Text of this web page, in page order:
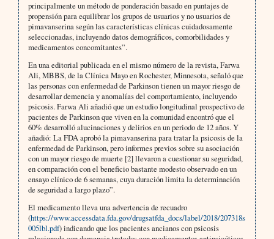
principalmente un método de ponderación basado en puntajes de
propensión para equilibrar los grupos de usuarios y no usuarios de
pimavanserina según las características clínicas cuidadosamente
seleccionadas, incluyendo datos demográficos, comorbilidades y
medicamentos concomitantes”.
En una editorial publicada en el mismo número de la revista, Farwa
Ali, MBBS, de la Clínica Mayo en Rochester, Minnesota, señaló que
las personas con enfermedad de Parkinson tienen un mayor riesgo de
desarrollar demencia y anomalías del comportamiento, incluyendo
psicosis. Farwa Ali añadió que un estudio longitudinal prospectivo de
pacientes de Parkinson que viven en la comunidad encontró que el
60% desarrolló alucinaciones y delirios en un periodo de 12 años. Y
añadió: La FDA aprobó la pimavanserina para tratar la psicosis de la
enfermedad de Parkinson, pero informes previos sobre su asociación
con un mayor riesgo de muerte [2] llevaron a cuestionar su seguridad,
en comparación con el beneficio bastante modesto observado en un
ensayo clínico de 6 semanas, cuya duración limita la determinación
de seguridad a largo plazo”.
El medicamento lleva una advertencia de recuadro
(https://www.accessdata.fda.gov/drugsatfda_docs/label/2018/207318s
005lbl.pdf) indicando que los pacientes ancianos con psicosis